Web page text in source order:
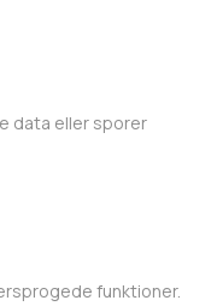
data eller sporer
funktioner.